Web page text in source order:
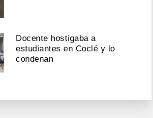
Docente hostigaba a
estudiantes en Coclé y lo
condenan